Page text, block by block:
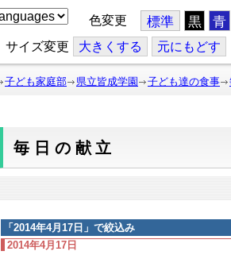
色変更 標準 黒 青
サイズ変更 大きくする 元にもどす
子ども家庭部 県立皆成学園 子ども達の食事
毎日の献立
「 2014年4月17日 」で絞込み
2014年4月17日